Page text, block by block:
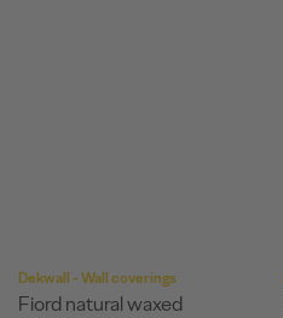
Dekwall - Wall coverings
Fiord natural waxed